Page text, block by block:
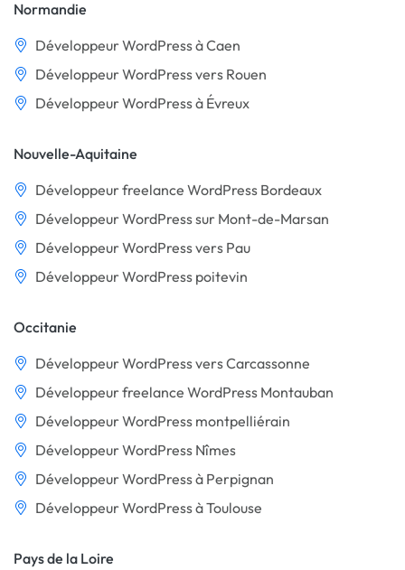
Normandie
Développeur WordPress à Caen
Développeur WordPress vers Rouen
Développeur WordPress à Évreux
Nouvelle-Aquitaine
Développeur freelance WordPress Bordeaux
Développeur WordPress sur Mont-de-Marsan
Développeur WordPress vers Pau
Développeur WordPress poitevin
Occitanie
Développeur WordPress vers Carcassonne
Développeur freelance WordPress Montauban
Développeur WordPress montpelliérain
Développeur WordPress Nîmes
Développeur WordPress à Perpignan
Développeur WordPress à Toulouse
Pays de la Loire